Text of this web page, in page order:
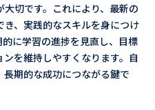
切です。これにより、最新の
、実践的なスキルを身につけ
に学習の進捗を見直し、目標
を維持しやすくなります。自
期的な成功につながる鍵で